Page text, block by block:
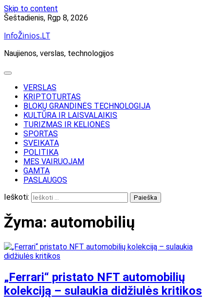
Skip to content
Šeštadienis, Rgp 8, 2026
InfoŽinios.LT
Naujienos, verslas, technologijos
VERSLAS
KRIPTOTURTAS
BLOKŲ GRANDINĖS TECHNOLOGIJA
KULTŪRA IR LAISVALAIKIS
TURIZMAS IR KELIONĖS
SPORTAS
SVEIKATA
POLITIKA
MES VAIRUOJAM
GAMTA
PASLAUGOS
Ieškoti:
Žyma: automobilių
„Ferrari“ pristato NFT automobilių
kolekciją – sulaukia didžiulės kritikos